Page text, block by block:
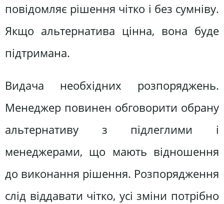
повідомляє рішення чітко і без сумніву.
Якщо альтернатива цінна, вона буде
підтримана.
Видача необхідних розпоряджень.
Менеджер повинен обговорити обрану
альтернативу з підлеглими і
менеджерами, що мають відношення
до виконання рішення. Розпорядження
слід віддавати чітко, усі зміни потрібно